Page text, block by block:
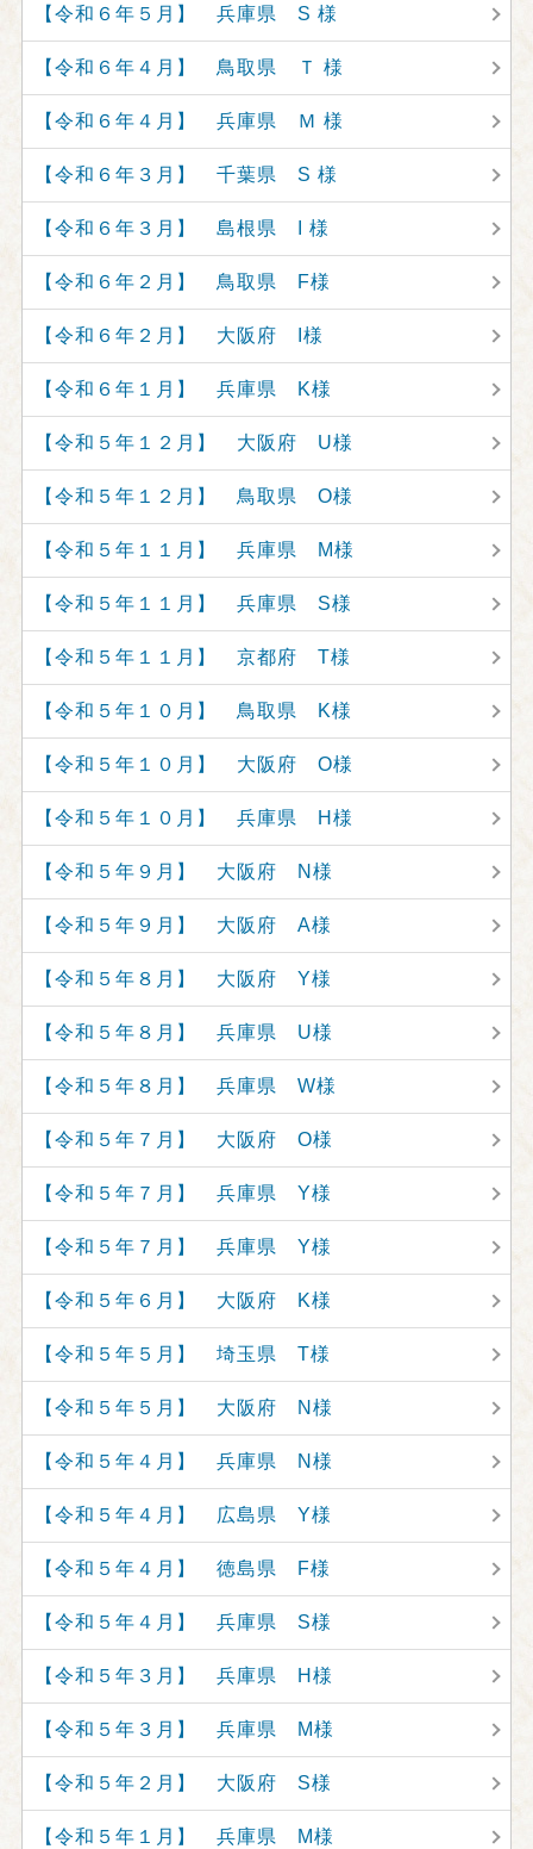
【令和６年５月】 兵庫県 S 様
【令和６年４月】 鳥取県 Ｔ 様
【令和６年４月】 兵庫県 Ｍ 様
【令和６年３月】 千葉県 S 様
【令和６年３月】 島根県 I 様
【令和６年２月】 鳥取県 F様
【令和６年２月】 大阪府 I様
【令和６年１月】 兵庫県 K様
【令和５年１２月】 大阪府 U様
【令和５年１２月】 鳥取県 O様
【令和５年１１月】 兵庫県 M様
【令和５年１１月】 兵庫県 S様
【令和５年１１月】 京都府 T様
【令和５年１０月】 鳥取県 K様
【令和５年１０月】 大阪府 O様
【令和５年１０月】 兵庫県 H様
【令和５年９月】 大阪府 N様
【令和５年９月】 大阪府 A様
【令和５年８月】 大阪府 Y様
【令和５年８月】 兵庫県 U様
【令和５年８月】 兵庫県 W様
【令和５年７月】 大阪府 O様
【令和５年７月】 兵庫県 Y様
【令和５年７月】 兵庫県 Y様
【令和５年６月】 大阪府 K様
【令和５年５月】 埼玉県 T様
【令和５年５月】 大阪府 N様
【令和５年４月】 兵庫県 N様
【令和５年４月】 広島県 Y様
【令和５年４月】 徳島県 F様
【令和５年４月】 兵庫県 S様
【令和５年３月】 兵庫県 H様
【令和５年３月】 兵庫県 M様
【令和５年２月】 大阪府 S様
【令和５年１月】 兵庫県 M様